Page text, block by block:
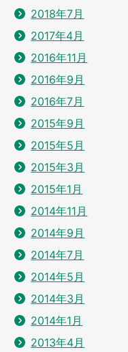
2018年7月
2017年4月
2016年11月
2016年9月
2016年7月
2015年9月
2015年5月
2015年3月
2015年1月
2014年11月
2014年9月
2014年7月
2014年5月
2014年3月
2014年1月
2013年4月